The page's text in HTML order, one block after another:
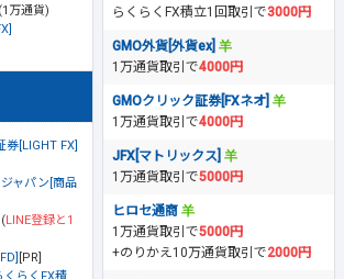
(1万通貨)
券[LIGHT FX]
ャパン[商品
(LINE登録と1
[PR]
くらくFX積
らくらくFX積立1回取引で3000円
GMO外貨[外貨ex]
1万通貨取引で4000円
GMOクリック証券[FXネオ]
1万通貨取引で4000円
JFX[マトリックス]
1万通貨取引で5000円
ヒロセ通商
1万通貨取引で5000円
+のりかえ10万通貨取引で2000円